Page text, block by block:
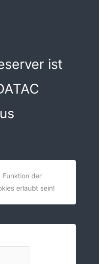
ist
Funktion der
erlaubt sein!